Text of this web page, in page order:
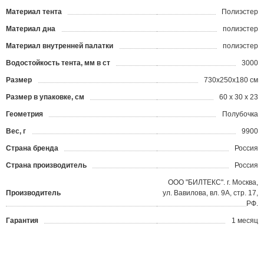
Материал тента Полиэстер
Материал дна полиэстер
Материал внутренней палатки полиэстер
Водостойкость тента, мм в ст 3000
Размер 730x250x180 см
Размер в упаковке, см 60 х 30 х 23
Геометрия Полубочка
Вес, г 9900
Страна бренда Россия
Страна производитель Россия
Производитель
ООО "БИЛТЕКС". г. Москва,
ул. Вавилова, вл. 9А, стр. 17,
РФ.
Гарантия 1 месяц